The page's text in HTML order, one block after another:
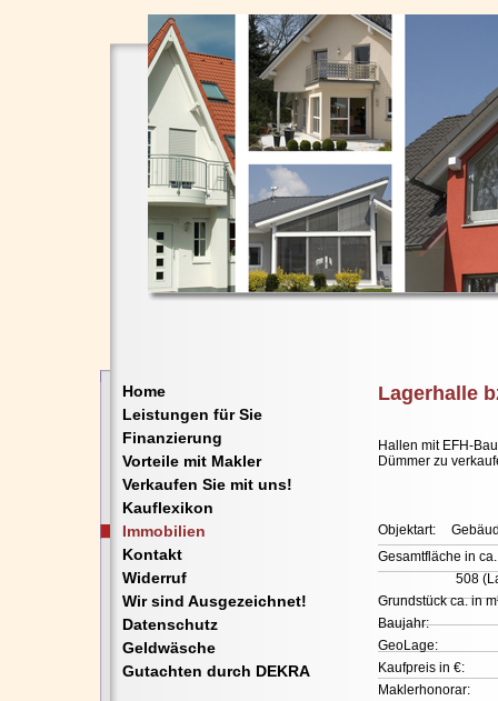
Home
Leistungen für Sie
Finanzierung
Vorteile mit Makler
Verkaufen Sie mit uns!
Kauflexikon
Immobilien
Kontakt
Widerruf
Wir sind Ausgezeichnet!
Datenschutz
Geldwäsche
Gutachten durch DEKRA
Lagerhalle
Hallen mit EFH-
Dümmer zu
Objektart:
Gesamtfläche in ca.
508
Grundstück ca. in
Baujahr:
GeoLage:
Kaufpreis in €:
Maklerhonorar: